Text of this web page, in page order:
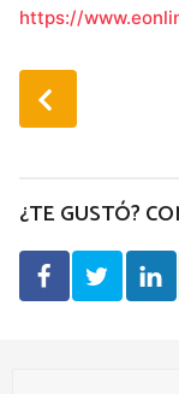
https://
P
o
P
a
i
¿TE GUSTÓ?